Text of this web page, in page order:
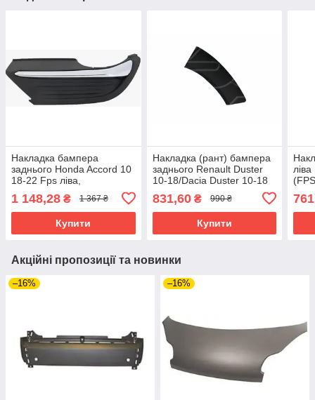
Накладка бампера
заднього Honda Accord 10
18-22 Fps ліва,
1 148,28 ₴ 1 367 ₴
Купити
Накладка (рант) бампера
заднього Renault Duster
10-18/Dacia Duster 10-18
831,60₴ 990 ₴
Купити
Акційні пропозиції та новинки
–16% –16%